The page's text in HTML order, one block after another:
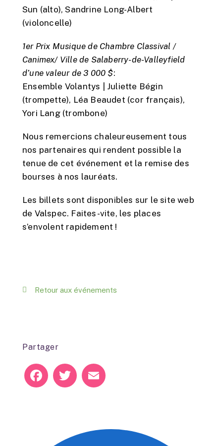
Sun (alto), Sandrine Long-Albert
(violoncelle)
1er Prix Musique de Chambre Classival /
Canimex/ Ville de Salaberry-de-Valleyfield
d’une valeur de 3 000 $:
Ensemble Volantys | Juliette Bégin
(trompette), Léa Beaudet (cor français),
Yori Lang (trombone)
Nous remercions chaleureusement tous
nos partenaires qui rendent possible la
tenue de cet événement et la remise des
bourses à nos lauréats.
Les billets sont disponibles sur le site web
de Valspec. Faites-vite, les places
s’envolent rapidement !
Retour aux événements
Partager
FacebookTwitter